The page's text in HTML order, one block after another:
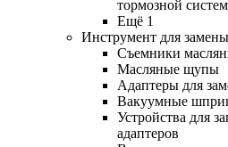
тормозной
Ещё 1
Инструмент для
Съемники
Масляные щупы
Адаптеры для
Вакуумные
Устройства для
адаптеров